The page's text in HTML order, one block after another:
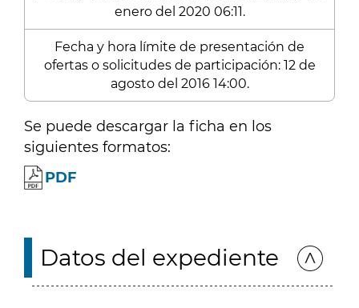
enero del 2020 06:11.
Fecha y hora límite de presentación de
ofertas o solicitudes de participación: 12 de
agosto del 2016 14:00.
Se puede descargar la ficha en los
siguientes formatos:
PDF
Datos del expediente